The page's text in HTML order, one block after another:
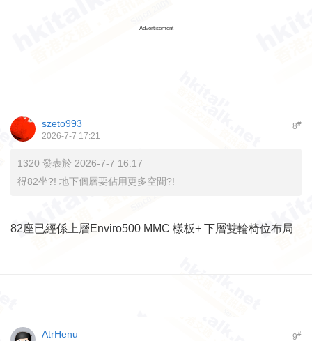
Advertisement
8#
szeto993
2026-7-7 17:21
1320 發表於 2026-7-7 16:17
得82坐?! 地下個層要佔用更多空間?!
82座已經係上層Enviro500 MMC 樣板+ 下層雙輪椅位布局
9#
AtrHenu